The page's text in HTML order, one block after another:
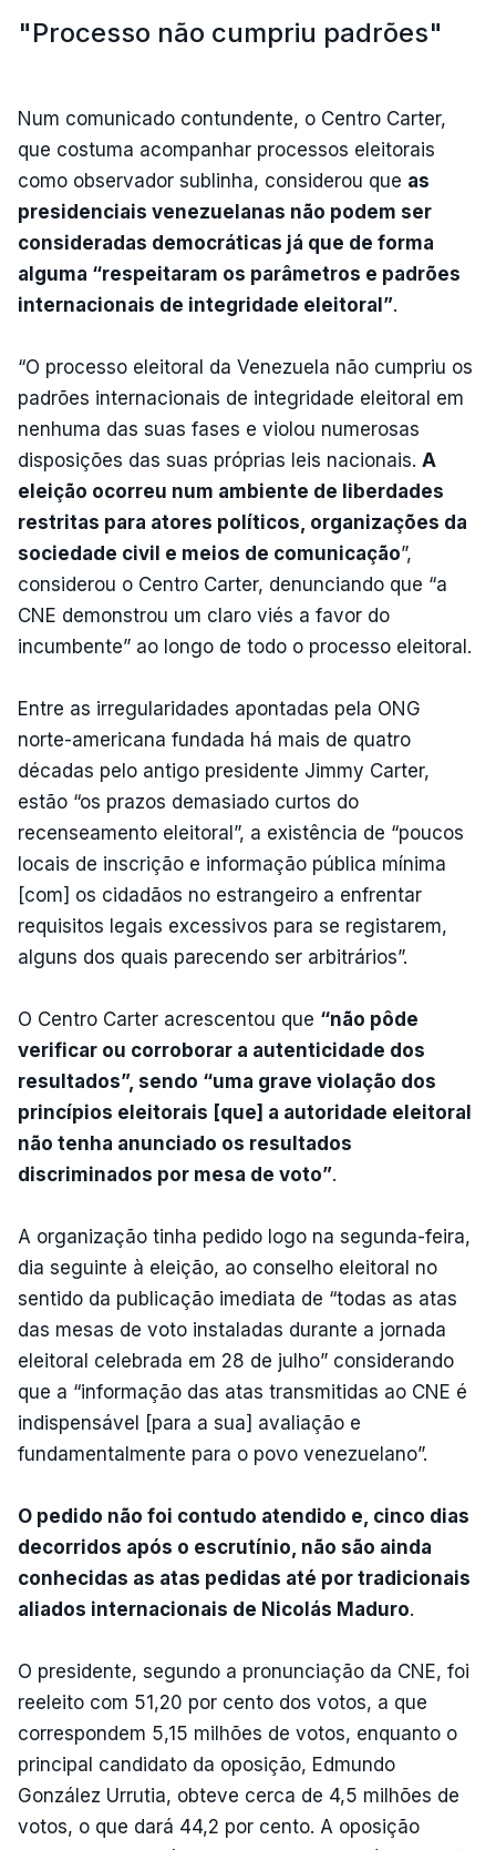
"Processo não cumpriu padrões"
Num comunicado contundente, o Centro Carter,
que costuma acompanhar processos eleitorais
como observador sublinha, considerou que as
presidenciais venezuelanas não podem ser
consideradas democráticas já que de forma
alguma “respeitaram os parâmetros e padrões
internacionais de integridade eleitoral”.
“O processo eleitoral da Venezuela não cumpriu os
padrões internacionais de integridade eleitoral em
nenhuma das suas fases e violou numerosas
disposições das suas próprias leis nacionais. A
eleição ocorreu num ambiente de liberdades
restritas para atores políticos, organizações da
sociedade civil e meios de comunicação”,
considerou o Centro Carter, denunciando que “a
CNE demonstrou um claro viés a favor do
incumbente” ao longo de todo o processo eleitoral.
Entre as irregularidades apontadas pela ONG
norte-americana fundada há mais de quatro
décadas pelo antigo presidente Jimmy Carter,
estão “os prazos demasiado curtos do
recenseamento eleitoral”, a existência de “poucos
locais de inscrição e informação pública mínima
[com] os cidadãos no estrangeiro a enfrentar
requisitos legais excessivos para se registarem,
alguns dos quais parecendo ser arbitrários”.
O Centro Carter acrescentou que “não pôde
verificar ou corroborar a autenticidade dos
resultados”, sendo “uma grave violação dos
princípios eleitorais [que] a autoridade eleitoral
não tenha anunciado os resultados
discriminados por mesa de voto”.
A organização tinha pedido logo na segunda-feira,
dia seguinte à eleição, ao conselho eleitoral no
sentido da publicação imediata de “todas as atas
das mesas de voto instaladas durante a jornada
eleitoral celebrada em 28 de julho” considerando
que a “informação das atas transmitidas ao CNE é
indispensável [para a sua] avaliação e
fundamentalmente para o povo venezuelano”.
O pedido não foi contudo atendido e, cinco dias
decorridos após o escrutínio, não são ainda
conhecidas as atas pedidas até por tradicionais
aliados internacionais de Nicolás Maduro.
O presidente, segundo a pronunciação da CNE, foi
reeleito com 51,20 por cento dos votos, a que
correspondem 5,15 milhões de votos, enquanto o
principal candidato da oposição, Edmundo
González Urrutia, obteve cerca de 4,5 milhões de
votos, o que dará 44,2 por cento. A oposição